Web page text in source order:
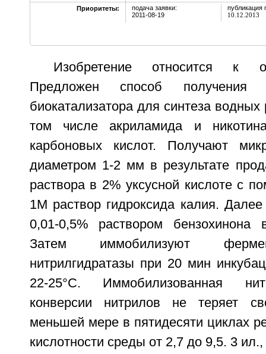
Приоритеты:
подача заявки:
2011-08-19
публикация
10.12.2013
Изобретение относится к
Предложен способ получения
биокатализатора для синтеза
том числе акриламида и
карбоновых кислот. Получают
диаметром 1-2 мм в результате
раствора в 2% уксусной кислоте с
1М раствор гидроксида калия. Далее
0,01-0,5% раствором бензохинона
Затем иммобилизуют
нитрилгидратазы при 20 мин
22-25°C. Иммобилизованная
конверсии нитрилов не теряет
меньшей мере в пятидесяти циклах
кислотности среды от 2,7 до 9,5. 3